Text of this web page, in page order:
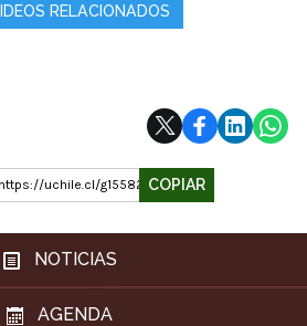
RELACIONADOS
https://uchile.cl/g155820COPIAR
NOTICIAS
AGENDA